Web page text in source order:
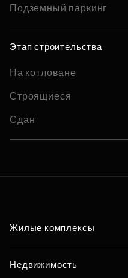
Подземный паркинг
Этап строительства
На котловане
Строящиеся
Сдан
Жилые комплексы
Недвижимость